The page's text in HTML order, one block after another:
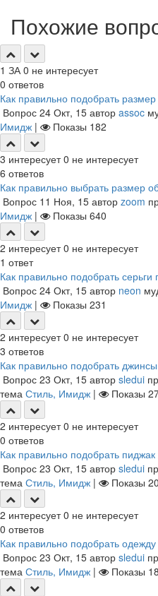
Похожие
1 ЗА 0 не интересует
0 ответов
Как правильно подобрать размер
Вопрос 24 Окт, 15 автор assoc
Имидж | Показы 182
3 интересует 0 не интересует
6 ответов
Как правильно выбрать размер
Вопрос 11 Ноя, 15 автор zoom
Имидж | Показы 640
2 интересует 0 не интересует
1 ответ
Как правильно подобрать
Вопрос 24 Окт, 15 автор neon
Имидж | Показы 231
2 интересует 0 не интересует
3 ответов
Как правильно подобрать
Вопрос 23 Окт, 15 автор sledui
тема Стиль, Имидж | Показы
2 интересует 0 не интересует
0 ответов
Как правильно подобрать
Вопрос 23 Окт, 15 автор sledui
тема Стиль, Имидж | Показы
2 интересует 0 не интересует
0 ответов
Как правильно подобрать
Вопрос 23 Окт, 15 автор sledui
тема Стиль, Имидж | Показы